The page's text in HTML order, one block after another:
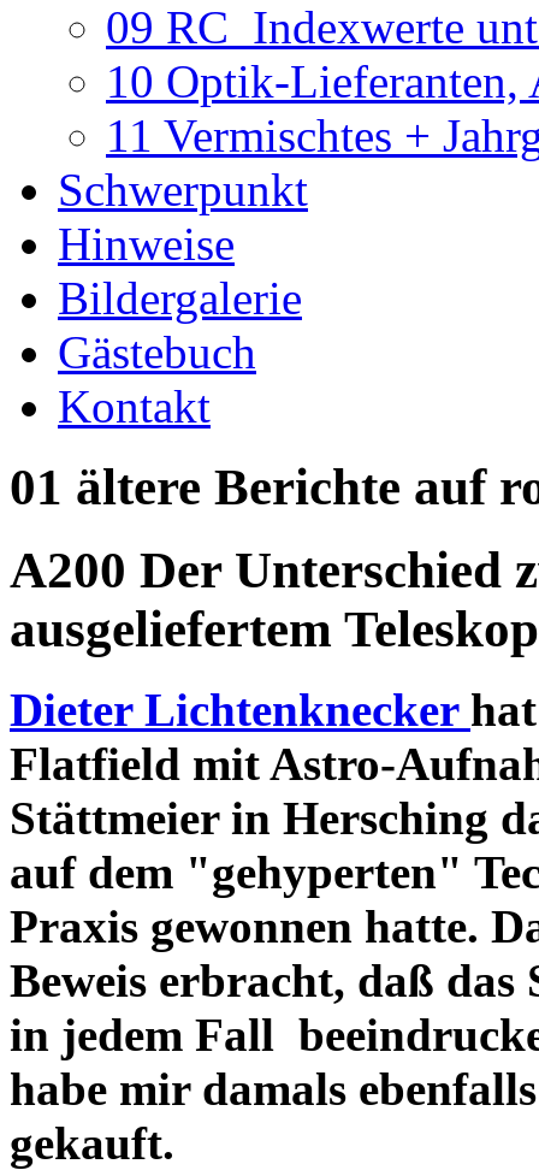
09 RC_Indexwerte
10 Optik-Lieferanten,
11 Vermischtes +
Schwerpunkt
Hinweise
Bildergalerie
Gästebuch
Kontakt
01 ältere Berichte auf
A200 Der Unterschied
ausgeliefertem
Dieter Lichtenknecker
Flatfield mit Astro-
Stättmeier in Hersching
auf dem "gehyperten"
Praxis gewonnen hatte.
Beweis erbracht, daß das
in jedem Fall
habe mir damals
gekauft.